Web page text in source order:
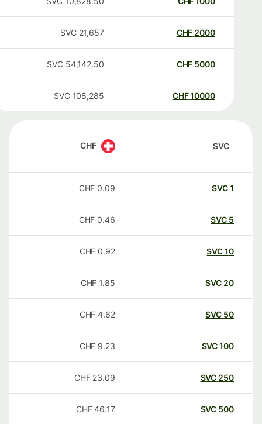
2000
CHF
21,657
SVC
5000
CHF
54,142.50
SVC
10000
CHF
108,285
SVC
SVC
CHF
SVC
0.09
CHF
SVC
0.46
CHF
SVC
0.92
CHF
20
SVC
1.85
CHF
50
SVC
4.62
CHF
100
SVC
9.23
CHF
250
SVC
23.09
CHF
500
SVC
46.17
CHF